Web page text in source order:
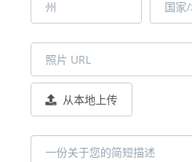
从本地上传